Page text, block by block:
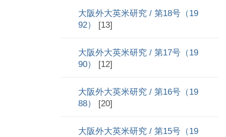
大阪外大英米研究 / 第18号（19
92） [13]
大阪外大英米研究 / 第17号（19
90） [12]
大阪外大英米研究 / 第16号（19
88） [20]
大阪外大英米研究 / 第15号（19